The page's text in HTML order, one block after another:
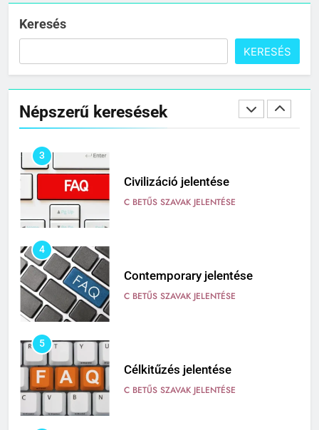
Keresés
KERESÉS
Népszerű keresések
2
Cingár jelentése
C BETŰS SZAVAK JELENTÉSE
3
Civilizáció jelentése
C BETŰS SZAVAK JELENTÉSE
4
Contemporary jelentése
C BETŰS SZAVAK JELENTÉSE
5
Célkitűzés jelentése
C BETŰS SZAVAK JELENTÉSE